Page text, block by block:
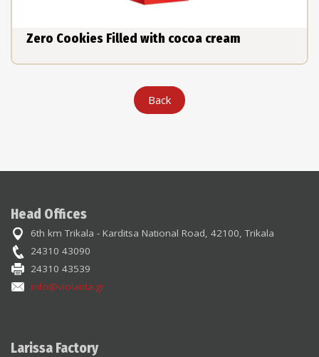
Zero Cookies Filled with cocoa cream
Back
Head Offices
6th km Trikala - Karditsa National Road, 42100, Trikala
24310 43090
24310 43539
info@violanta.gr
Larissa Factory